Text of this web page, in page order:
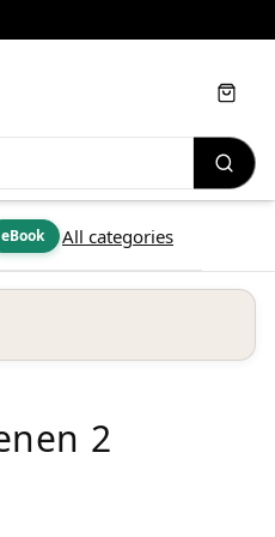
eBook All categories
Cart
2